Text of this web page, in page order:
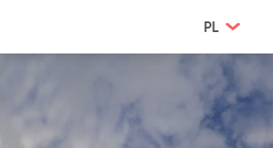
PL